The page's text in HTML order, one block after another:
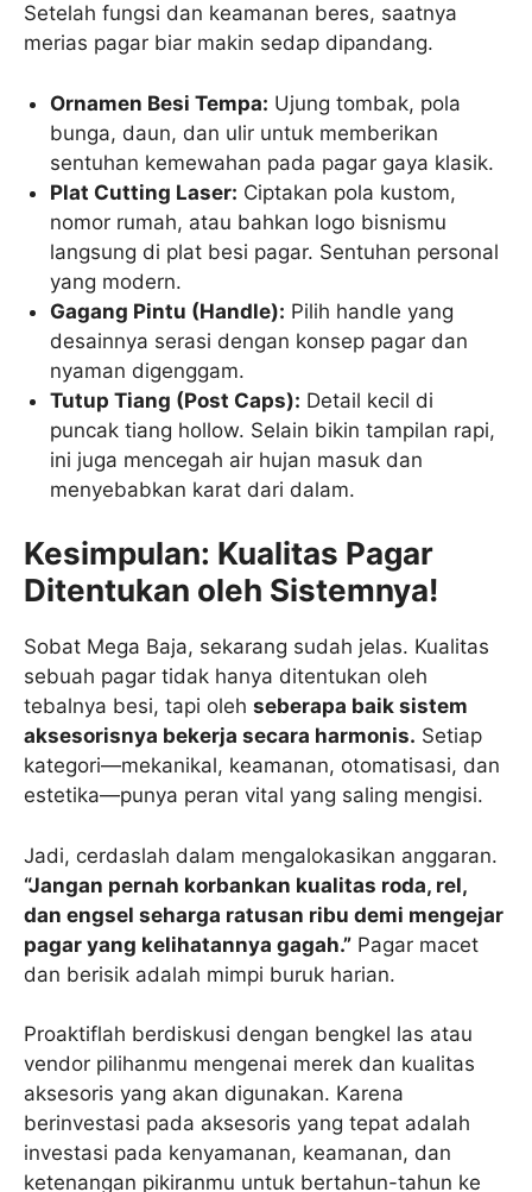
Setelah fungsi dan keamanan beres, saatnya
merias pagar biar makin sedap dipandang.
Ornamen Besi Tempa: Ujung tombak, pola
bunga, daun, dan ulir untuk memberikan
sentuhan kemewahan pada pagar gaya klasik.
Plat Cutting Laser: Ciptakan pola kustom,
nomor rumah, atau bahkan logo bisnismu
langsung di plat besi pagar. Sentuhan personal
yang modern.
Gagang Pintu (Handle): Pilih handle yang
desainnya serasi dengan konsep pagar dan
nyaman digenggam.
Tutup Tiang (Post Caps): Detail kecil di
puncak tiang hollow. Selain bikin tampilan rapi,
ini juga mencegah air hujan masuk dan
menyebabkan karat dari dalam.
Kesimpulan: Kualitas Pagar
Ditentukan oleh Sistemnya!
Sobat Mega Baja, sekarang sudah jelas. Kualitas
sebuah pagar tidak hanya ditentukan oleh
tebalnya besi, tapi oleh seberapa baik sistem
aksesorisnya bekerja secara harmonis. Setiap
kategori—mekanikal, keamanan, otomatisasi, dan
estetika—punya peran vital yang saling mengisi.
Jadi, cerdaslah dalam mengalokasikan anggaran.
“Jangan pernah korbankan kualitas roda, rel,
dan engsel seharga ratusan ribu demi mengejar
pagar yang kelihatannya gagah.” Pagar macet
dan berisik adalah mimpi buruk harian.
Proaktiflah berdiskusi dengan bengkel las atau
vendor pilihanmu mengenai merek dan kualitas
aksesoris yang akan digunakan. Karena
berinvestasi pada aksesoris yang tepat adalah
investasi pada kenyamanan, keamanan, dan
ketenangan pikiranmu untuk bertahun-tahun ke